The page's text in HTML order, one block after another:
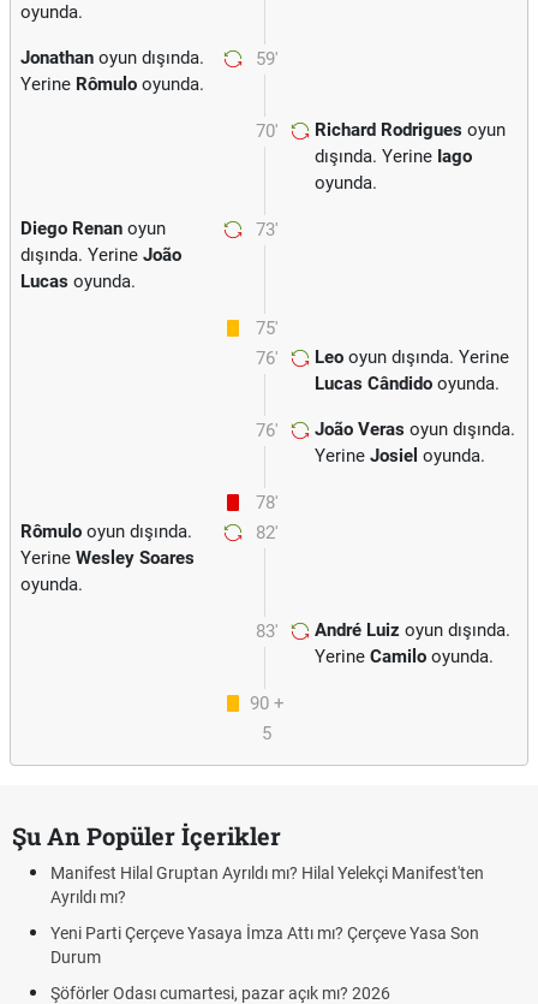
oyunda.
59'
Jonathan oyun dışında.
Yerine Rômulo oyunda.
70' Richard Rodrigues oyun
dışında. Yerine Iago
oyunda.
73'
Diego Renan oyun
dışında. Yerine João
Lucas oyunda.
75'
76'
Leo oyun dışında. Yerine
Lucas Cândido oyunda.
76' João Veras oyun dışında.
Yerine Josiel oyunda.
78'
82'
Rômulo oyun dışında.
Yerine Wesley Soares
oyunda.
83' André Luiz oyun dışında.
Yerine Camilo oyunda.
90 +
5
Şu An Popüler İçerikler
Manifest Hilal Gruptan Ayrıldı mı? Hilal Yelekçi Manifest'ten
Ayrıldı mı?
Yeni Parti Çerçeve Yasaya İmza Attı mı? Çerçeve Yasa Son
Durum
Şöförler Odası cumartesi, pazar açık mı? 2026